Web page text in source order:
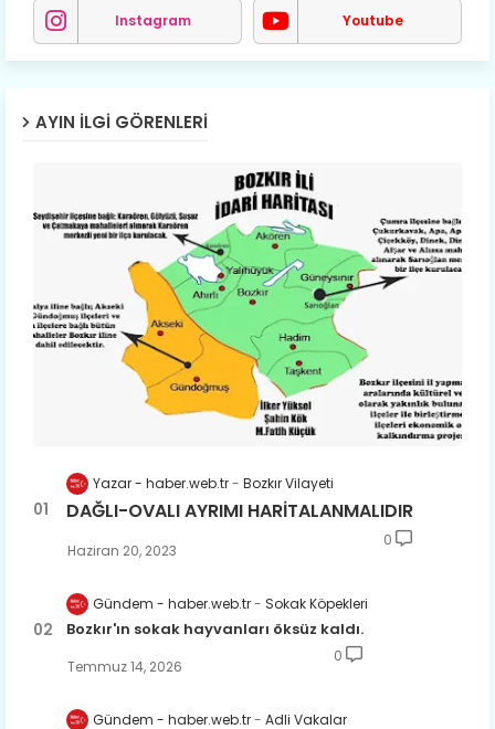
Instagram Youtube
AYIN İLGI GÖRENLERI
Yazar - haber.web.tr Bozkır Vilayeti
DAĞLI-OVALI AYRIMI HARİTALANMALIDIR
Haziran 20, 2023
0
Gündem - haber.web.tr Sokak Köpekleri
Bozkır'ın sokak hayvanları öksüz kaldı.
Temmuz 14, 2026
0
Gündem - haber.web.tr Adli Vakalar